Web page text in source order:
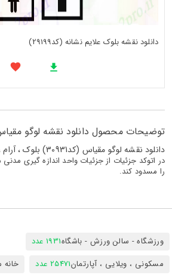
دانلود نقشه بلوک علایم نشانه (کد29199)
توضیحات محصول دانلود نقشه لوگو مقیاس
دانلود نقشه لوگو مقیاس (کد30931) بلوک ، آرام ، نماد
در اتوکد جزئیات از جزئیات واحد اندازه گیری مدنی
را مسدود کند.
ورزشگاه - سالن ورزش - باشگاه1931 عدد
مسکونی ، ویلایی ، آپارتمان25471 عدد خانه